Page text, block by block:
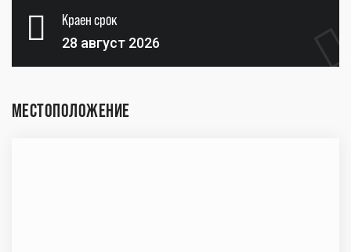
Краен срок
28 август 2026
МЕСТОПОЛОЖЕНИЕ